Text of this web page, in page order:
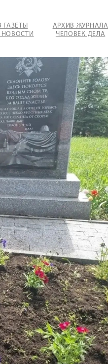
ГАЗЕТЫ
НОВОСТИ
АРХИВ ЖУРНАЛА
ЧЕЛОВЕК ДЕЛА